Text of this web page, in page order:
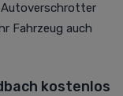
Autoverschrotter
Fahrzeug auch
kostenlos